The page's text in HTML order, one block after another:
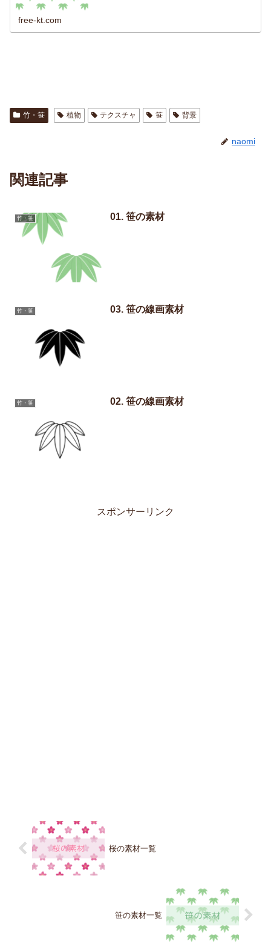
free-kt.com
竹・笹 植物 テクスチャ 笹 背景
naomi
関連記事
竹・笹 01. 笹の素材
竹・笹 03. 笹の線画素材
竹・笹 02. 笹の線画素材
スポンサーリンク
桜の素材一覧
笹の素材一覧